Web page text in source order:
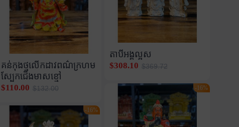
គន់កុងថ្មលើកដាវពណ៌ក្រហម
ស្បែកជើងមាសខ្មៅ
$110.00 $132.00
-16%
តាបីអង្គល្អស
$308.10 $369.72
-16%